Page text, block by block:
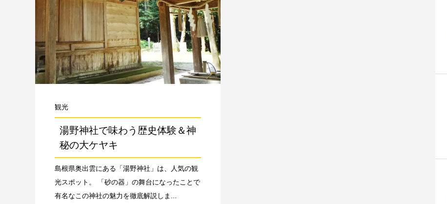
観光
湯野神社で味わう歴史体験＆神
秘の大ケヤキ
島根県奥出雲にある「湯野神社」は、人気の観
光スポット。 「砂の器」の舞台になったことで
有名なこの神社の魅力を徹底解説しま...